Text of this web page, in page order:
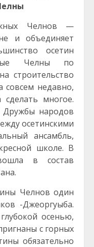
Челнов —
и объединяет
осетин
Челны по
строительство
недавно,
многое.
народов
осетинскими
ансамбль,
школе. В
в состав
Челнов один
-Джеоргуыба.
осенью,
с горных
обязательно